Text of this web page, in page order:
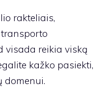
rakteliais,
visada reikia viską
kažko pasiekti,
domenui.